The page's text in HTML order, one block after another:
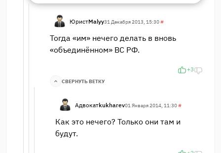
ЮристMalyy31 Декабря 2013, 15:30#
Тогда «им» нечего делать в вновь
«объединённом» ВС РФ.
+3
СВЕРНУТЬ ВЕТКУ
Адвокатkukharev01 Января 2014, 11:30#
Как это нечего? Только они там и
будут.